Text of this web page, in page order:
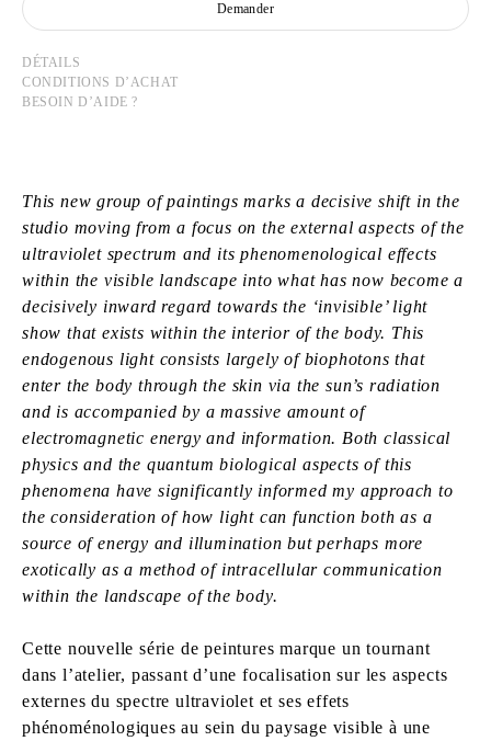
Demander
DÉTAILS
CONDITIONS D’ACHAT
BESOIN D’AIDE ?
This new group of paintings marks a decisive shift in the
studio moving from a focus on the external aspects of the
ultraviolet spectrum and its phenomenological effects
within the visible landscape into what has now become a
decisively inward regard towards the ‘invisible’ light
show that exists within the interior of the body. This
endogenous light consists largely of biophotons that
enter the body through the skin via the sun’s radiation
and is accompanied by a massive amount of
electromagnetic energy and information. Both classical
physics and the quantum biological aspects of this
phenomena have significantly informed my approach to
the consideration of how light can function both as a
source of energy and illumination but perhaps more
exotically as a method of intracellular communication
within the landscape of the body.
Cette nouvelle série de peintures marque un tournant
dans l’atelier, passant d’une focalisation sur les aspects
externes du spectre ultraviolet et ses effets
phénoménologiques au sein du paysage visible à une